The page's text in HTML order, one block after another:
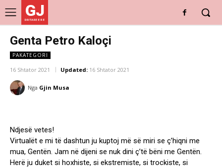
GJ
DRITARE E RE
Genta Petro Kaloçi
PAKATEGORI
16 Shtator 2021 Updated: 16 Shtator 2021
Nga Gjin Musa
Ndjesë vetes!
Virtualët e mi të dashtun ju kuptoj më së miri se ç’hiqni me
mua, Gentën. Jam në dijeni se nuk dini ç’të bëni me Gentën.
Herë ju duket si hoxhiste, si ekstremiste, si trockiste, si